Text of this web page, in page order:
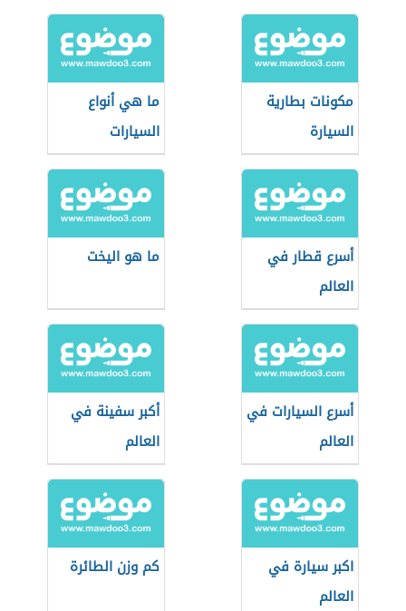
مكونات بطارية
السيارة
ما هي أنواع
السيارات
أسرع قطار في
العالم
ما هو اليخت
أسرع السيارات في
العالم
أكبر سفينة في
العالم
اكبر سيارة في
العالم
كم وزن الطائرة